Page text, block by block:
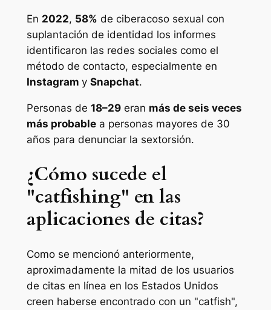
En 2022, 58% de ciberacoso sexual con
suplantación de identidad los informes
identificaron las redes sociales como el
método de contacto, especialmente en
Instagram y Snapchat.
Personas de 18–29eran más de seis veces
más probablea personas mayores de 30
años para denunciar la sextorsión.
¿Cómo sucede el
"catfishing" en las
aplicaciones de citas?
Como se mencionó anteriormente,
aproximadamente la mitad de los usuarios
de citas en línea en los Estados Unidos
creen haberse encontrado con un "catfish",